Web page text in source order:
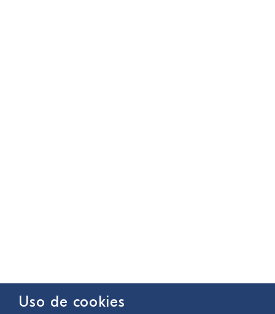
Uso de cookies